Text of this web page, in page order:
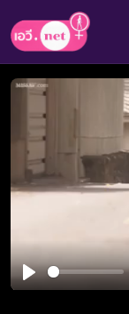
Play